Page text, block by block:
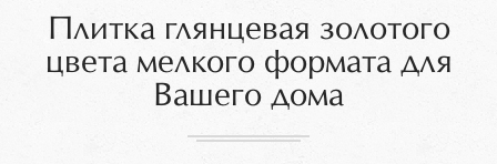
Плитка глянцевая золотого
цвета мелкого формата для
Вашего дома